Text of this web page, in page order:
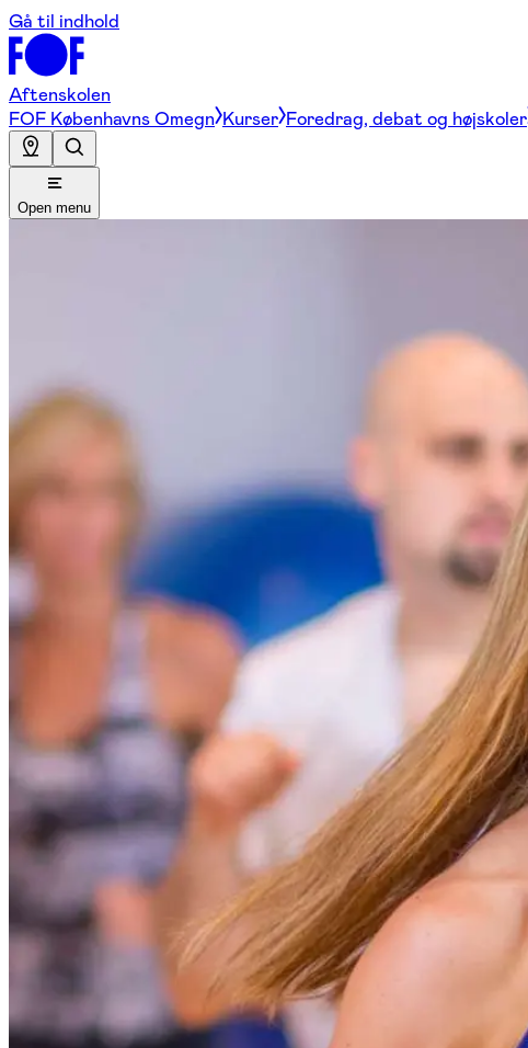
Gå til indhold
Aftenskolen
FOF Københavns Omegn Kurser Foredrag, debat og højskoler
Open menu